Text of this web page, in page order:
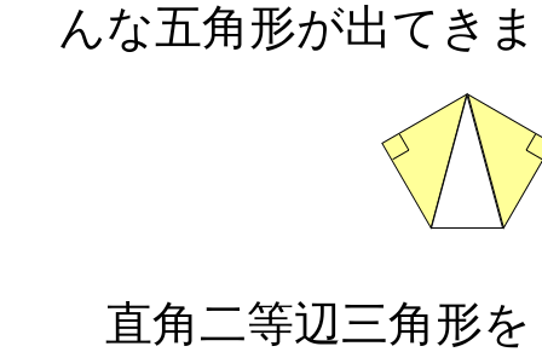
んな五角形が出てき
直角二等辺三角形